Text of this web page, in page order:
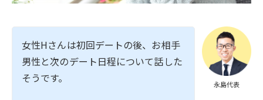
永島代表
女性Hさんは初回デートの後、お相手
男性と次のデート日程について話した
そうです。